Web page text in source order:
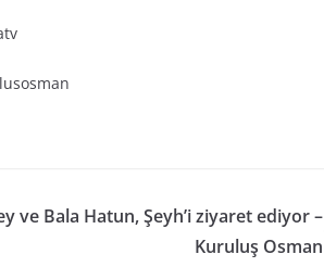
ve Bala Hatun, Şeyh’i ziyaret ediyor –
Kuruluş Osman